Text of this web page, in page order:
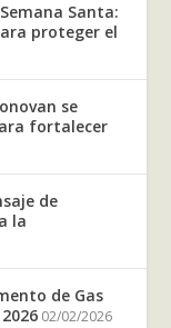
Santa:
proteger el
se
fortalecer
de
la
de Gas
02/02/2026